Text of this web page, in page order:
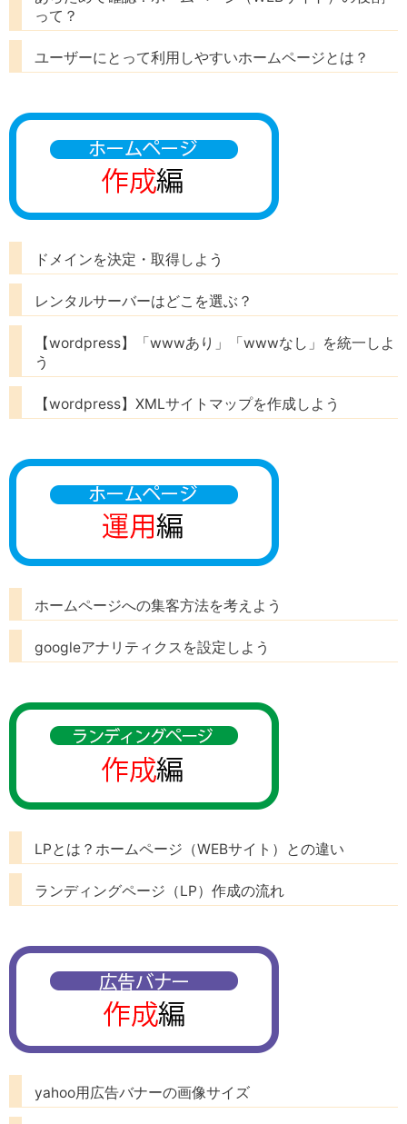
って？
ユーザーにとって利用しやすいホームページとは？
ドメインを決定・取得しよう
レンタルサーバーはどこを選ぶ？
【wordpress】「wwwあり」「wwwなし」を統一しよ
う
【wordpress】XMLサイトマップを作成しよう
ホームページへの集客方法を考えよう
googleアナリティクスを設定しよう
LPとは？ホームページ（WEBサイト）との違い
ランディングページ（LP）作成の流れ
yahoo用広告バナーの画像サイズ